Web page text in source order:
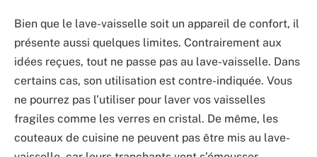
Bien que le lave-vaisselle soit un appareil de confort, il
présente aussi quelques limites. Contrairement aux
idées reçues, tout ne passe pas au lave-vaisselle. Dans
certains cas, son utilisation est contre-indiquée. Vous
ne pourrez pas l’utiliser pour laver vos vaisselles
fragiles comme les verres en cristal. De même, les
couteaux de cuisine ne peuvent pas être mis au lave-